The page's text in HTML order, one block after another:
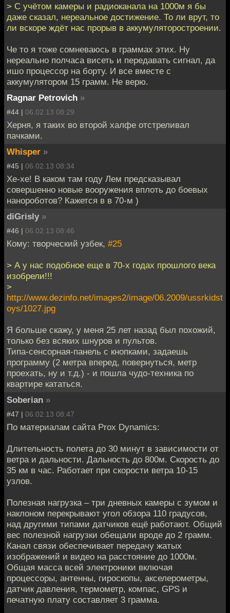
> С учётом камеры и радиоканала на 1000м я бы
даже сказал, нереальное достижение. То ли врут, то
ли вскоре ждёт нас прорыв в аккумуляторостроении.
Че то я тоже сомневаюсь в граммах этих. Ну
нереально полчаса висеть и передавать сигнал, да
ишо процессор на борту. И все вместе с
аккумулятором 15 грамм. Не верю.
Ragnar Petrovich »
#44 | 06.02.13 08:29
Херня, я таких во второй халфе отстреливал
пачками.
Whisper »
#45 | 06.02.13 08:34
Хе-хе! В каком там году Лем предсказывал
совершенно новые вооружения вплоть до боевых
нанороботов? Кажется в в 70-м )
diGrisly »
#46 | 06.02.13 08:46
Кому: творческий узбек, #25
> А у нас подобное еще в 70-х годах прошлого века
изобрели!!!
>
http://www.dezinfo.net/images2/image/06.2009/ussrkidst
oys/1027.jpg
Я больше скажу, у меня 25 лет назад был похожий,
только без всяких шнуров и пультов.
Типа-сенсорная-панель с кнопками, задаешь
программу (2 метра вперед, повернуться, метр
проехать, ну и т.д.) - и пошла чудо-техника по
квартире кататься.
Soberian »
#47 | 06.02.13 08:47
По материалам сайта Prox Dynamics:
Длительность полета до 30 минут в зависимости от
ветра и дальности. Дальность до 800м. Скорость до
35 км в час. Работает при скорости ветра 10-15
узлов.
Полезная нагрузка – три дневных камеры с зумом и
наклоном перекрывают угол обзора 110 градусов,
над другими типами датчиков ещё работают. Общий
вес полезной нагрузки обещали вроде до 2 грамм.
Канал связи обеспечивает передачу жатых
изображений и видео на расстояние до 1000м.
Общая масса всей электроники включая
процессоры, антенны, гироскопы, акселерометры,
датчик давления, термометр, компас, GPS и
печатную плату составляет 3 грамма.